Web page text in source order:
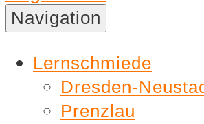
Nachhilfe
Navigation
Lernschmiede
Dresden-
Prenzlau